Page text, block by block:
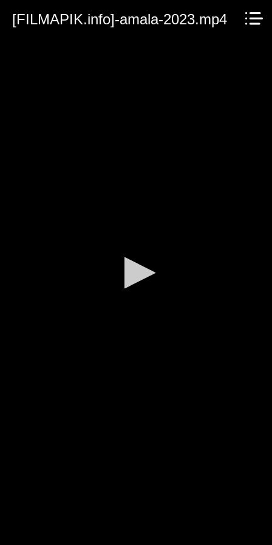
[FILMAPIK.info]-amala-2023.mp4